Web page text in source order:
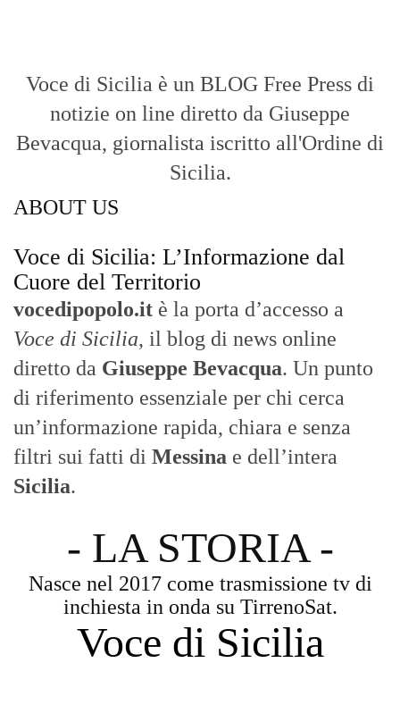
Voce di Sicilia è un BLOG Free Press di
notizie on line diretto da Giuseppe
Bevacqua, giornalista iscritto all'Ordine di
Sicilia.
ABOUT US
Voce di Sicilia: L’Informazione dal
Cuore del Territorio
vocedipopolo.it è la porta d’accesso a
Voce di Sicilia, il blog di news online
diretto da Giuseppe Bevacqua. Un punto
di riferimento essenziale per chi cerca
un’informazione rapida, chiara e senza
filtri sui fatti di Messina e dell’intera
Sicilia.
- LA STORIA -
Nasce nel 2017 come trasmissione tv di
inchiesta in onda su TirrenoSat.
Voce di Sicilia